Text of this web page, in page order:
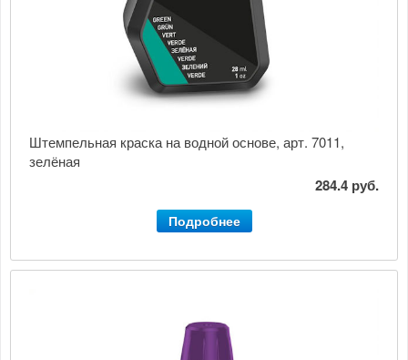
Штемпельная краска на водной основе, арт. 7011,
зелёная
284.4 руб.
Подробнее